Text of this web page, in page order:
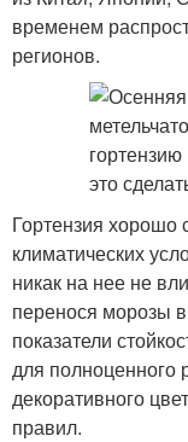
временем
регионов.
Гортензия хорошо
климатических
никак на нее не
перенося морозы
показатели
для полноценного
декоративного
правил.